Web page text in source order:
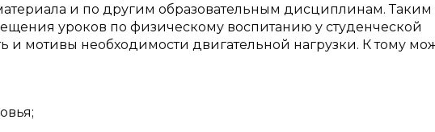
и по другим образовательным дисциплинам. Таким
уроков по физическому воспитанию у студенческой
и мотивы необходимости двигательной нагрузки. К тому